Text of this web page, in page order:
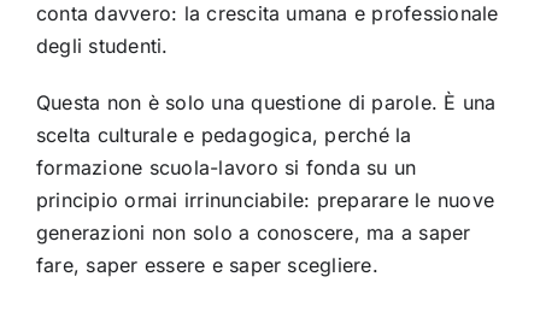
conta davvero: la crescita umana e professionale
degli studenti.
Questa non è solo una questione di parole. È una
scelta culturale e pedagogica, perché la
formazione scuola-lavoro si fonda su un
principio ormai irrinunciabile: preparare le nuove
generazioni non solo a conoscere, ma a saper
fare, saper essere e saper scegliere.